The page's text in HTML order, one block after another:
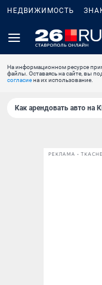
НЕДВИЖИМОСТЬ
На информационном ресурсе
файлы. Оставаясь на сайте, вы
согласиена их использование.
Как арендовать авто на
РЕКЛАМА •